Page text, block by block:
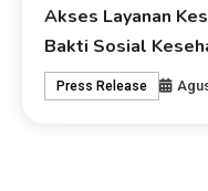
Akses Layanan
Bakti Sosial
Press Release